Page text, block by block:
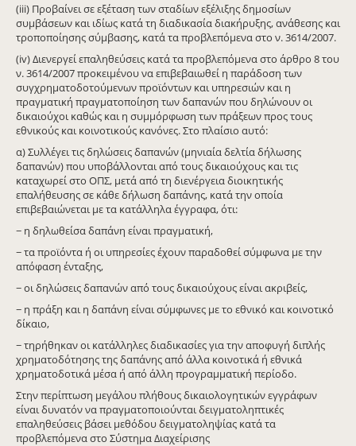
(iii) Προβαίνει σε εξέταση των σταδίων εξέλιξης δημοσίων
συμβάσεων και ιδίως κατά τη διαδικασία διακήρυξης, ανάθεσης και
τροποποίησης σύμβασης, κατά τα προβλεπόμενα στο ν. 3614/2007.
(iv) Διενεργεί επαληθεύσεις κατά τα προβλεπόμενα στο άρθρο 8 του
ν. 3614/2007 προκειμένου να επιβεβαιωθεί η παράδοση των
συγχρηματοδοτούμενων προϊόντων και υπηρεσιών και η
πραγματική πραγματοποίηση των δαπανών που δηλώνουν οι
δικαιούχοι καθώς και η συμμόρφωση των πράξεων προς τους
εθνικούς και κοινοτικούς κανόνες. Στο πλαίσιο αυτό:
α) Συλλέγει τις δηλώσεις δαπανών (μηνιαία δελτία δήλωσης
δαπανών) που υποβάλλονται από τους δικαιούχους και τις
καταχωρεί στο ΟΠΣ, μετά από τη διενέργεια διοικητικής
επαλήθευσης σε κάθε δήλωση δαπάνης, κατά την οποία
επιβεβαιώνεται με τα κατάλληλα έγγραφα, ότι:
− η δηλωθείσα δαπάνη είναι πραγματική,
− τα προϊόντα ή οι υπηρεσίες έχουν παραδοθεί σύμφωνα με την
απόφαση ένταξης,
− οι δηλώσεις δαπανών από τους δικαιούχους είναι ακριβείς,
− η πράξη και η δαπάνη είναι σύμφωνες με το εθνικό και κοινοτικό
δίκαιο,
− τηρήθηκαν οι κατάλληλες διαδικασίες για την αποφυγή διπλής
χρηματοδότησης της δαπάνης από άλλα κοινοτικά ή εθνικά
χρηματοδοτικά μέσα ή από άλλη προγραμματική περίοδο.
Στην περίπτωση μεγάλου πλήθους δικαιολογητικών εγγράφων
είναι δυνατόν να πραγματοποιούνται δειγματοληπτικές
επαληθεύσεις βάσει μεθόδου δειγματοληψίας κατά τα
προβλεπόμενα στο Σύστημα Διαχείρισης